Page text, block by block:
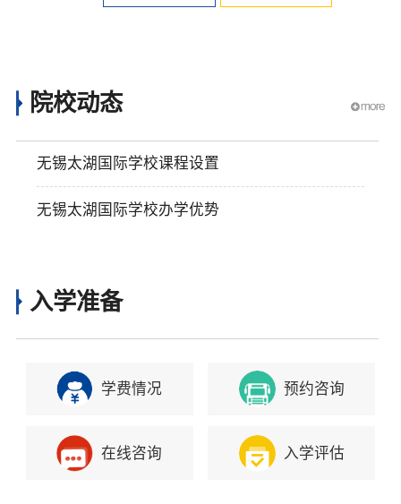
院校动态
无锡太湖国际学校课程设置
无锡太湖国际学校办学优势
入学准备
学费情况 预约咨询
在线咨询 入学评估